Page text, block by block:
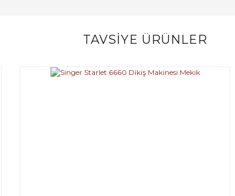
Bu ürüne ilk yorumu siz yapın!
TAVSİYE ÜRÜNLER